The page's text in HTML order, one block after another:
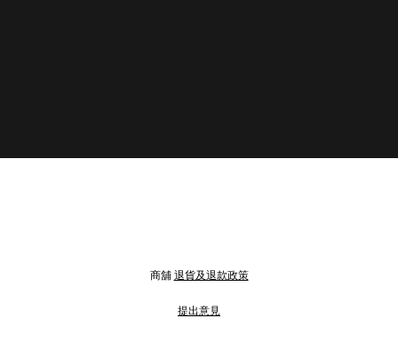
商舖退貨及退款政策
提出意見